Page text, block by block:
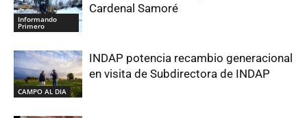
Informando
Primero
Cardenal Samoré
CAMPO AL DIA
INDAP potencia recambio generacional
en visita de Subdirectora de INDAP